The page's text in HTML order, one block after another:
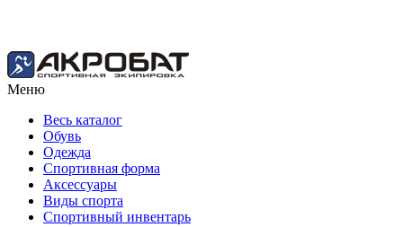
Меню
Весь каталог
Обувь
Одежда
Спортивная форма
Аксессуары
Виды спорта
Спортивный инвентарь